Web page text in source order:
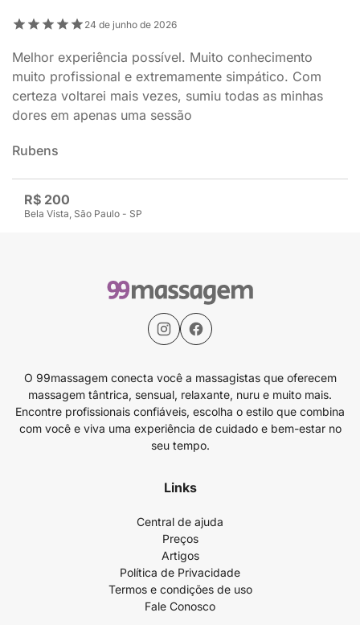
R$ 200
Bela Vista, São Paulo - SP
24 de junho de 2026
Melhor experiência possível. Muito conhecimento
muito profissional e extremamente simpático. Com
certeza voltarei mais vezes, sumiu todas as minhas
dores em apenas uma sessão
Rubens
O 99massagem conecta você a massagistas que oferecem
massagem tântrica, sensual, relaxante, nuru e muito mais.
Encontre profissionais confiáveis, escolha o estilo que combina
com você e viva uma experiência de cuidado e bem-estar no
seu tempo.
Links
Central de ajuda
Preços
Artigos
Política de Privacidade
Termos e condições de uso
Fale Conosco